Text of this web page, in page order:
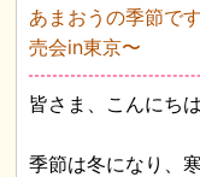
あまおうの季節で
売会in東京〜
皆さま、こんにち
季節は冬になり、